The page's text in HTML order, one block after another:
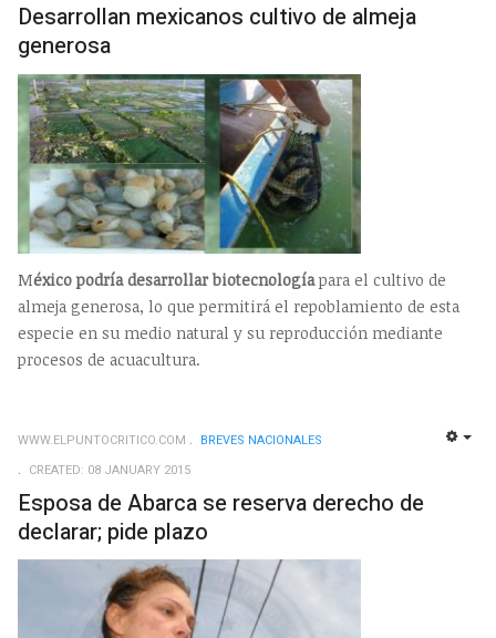
Desarrollan mexicanos cultivo de almeja
generosa
México podría desarrollar biotecnologíapara el cultivo de
almeja generosa, lo que permitirá el repoblamiento de esta
especie en su medio natural y su reproducción mediante
procesos de acuacultura.
WWW.ELPUNTOCRITICO.COM
BREVES NACIONALES
CREATED: 08 JANUARY 2015
Esposa de Abarca se reserva derecho de
declarar; pide plazo